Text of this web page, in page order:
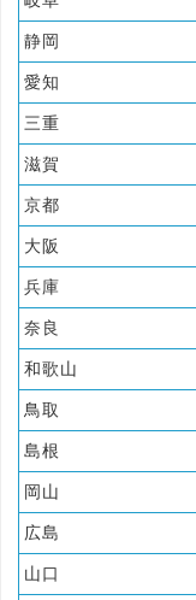
静岡
愛知
三重
滋賀
京都
大阪
兵庫
奈良
和歌山
鳥取
島根
岡山
広島
山口